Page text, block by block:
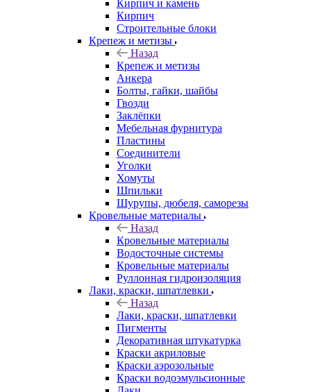
Кирпич и камень
Кирпич
Строительные блоки
Крепеж и метизы
Назад
Крепеж и метизы
Анкера
Болты, гайки, шайбы
Гвозди
Заклёпки
Мебельная фурнитура
Пластины
Соединители
Уголки
Хомуты
Шпильки
Шурупы, дюбеля, саморезы
Кровельные материалы
Назад
Кровельные материалы
Водосточные системы
Кровельные материалы
Руллонная гидроизоляция
Лаки, краски, шпатлевки
Назад
Лаки, краски, шпатлевки
Пигменты
Декоративная штукатурка
Краски акриловые
Краски аэрозольные
Краски водоэмульсионные